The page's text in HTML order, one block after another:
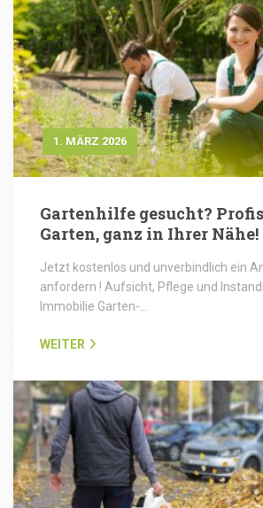
1. MÄRZ 2026
Gartenhilfe gesucht?
Garten, ganz in Ihrer Nähe!
Jetzt kostenlos und unverbindlich ein
anfordern ! Aufsicht, Pflege und
Immobilie Garten-…
WEITER